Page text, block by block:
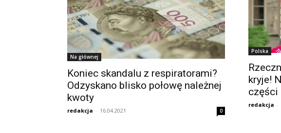
Na głównej
Koniec skandalu z respiratorami?
Odzyskano blisko połowę należnej
kwoty
redakcja - 16.04.2021 0
Polska
kryje!
części
redakcja -